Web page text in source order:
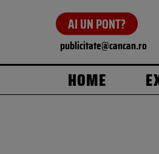
AI UN PONT?
publicitate@cancan.ro
HOME